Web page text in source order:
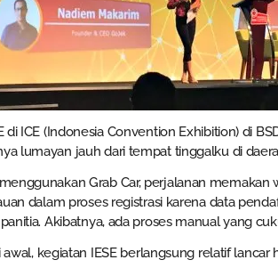
di ICE (Indonesia Convention Exhibition) di
lumayan jauh dari tempat tinggalku di
Grab Car, perjalanan memakan
dalam proses registrasi karena data
Akibatnya, ada proses manual yang
kegiatan IESE berlangsung relatif lancar